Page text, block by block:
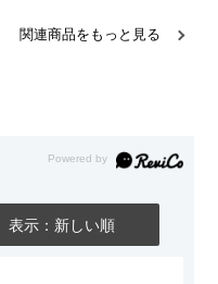
関連商品をもっと見る
表示：新しい順